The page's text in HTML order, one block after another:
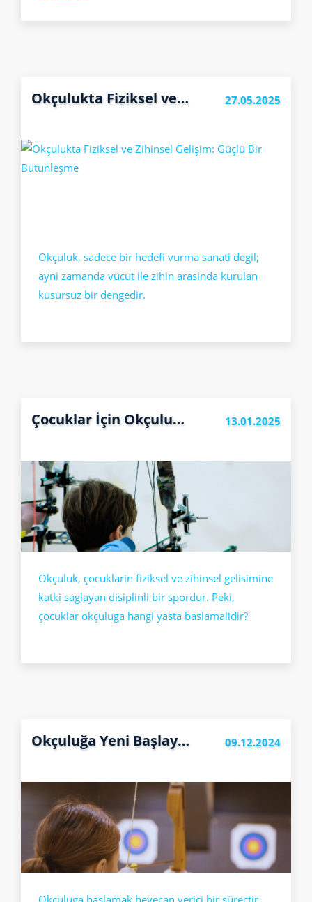
Okçulukta Fiziksel ve Zihinsel Gelişim: Güçlü Bir Bütünleşme 27.05.2025
Okçuluk, sadece bir hedefi vurma sanati degil;
ayni zamanda vücut ile zihin arasinda kurulan
kusursuz bir dengedir.
Çocuklar İçin Okçuluk: Hangi Yaşta Başlamalı? 13.01.2025
Okçuluk, çocuklarin fiziksel ve zihinsel gelisimine
katki saglayan disiplinli bir spordur. Peki,
çocuklar okçuluga hangi yasta baslamalidir?
Okçuluğa Yeni Başlayanlar İçin Rehber: İlk Adımlar ve İpuçları 09.12.2024
Okçuluga baslamak heyecan verici bir süreçtir.